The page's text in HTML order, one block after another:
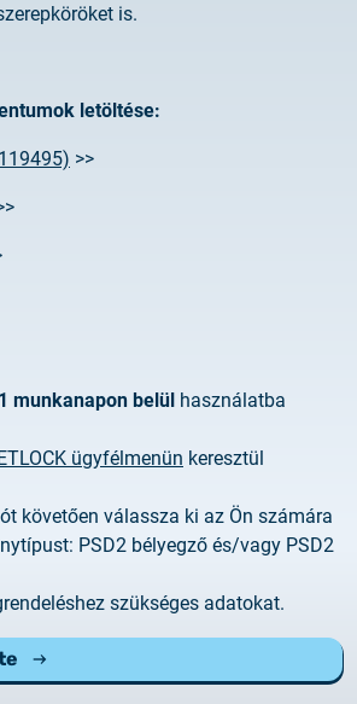
is.
letöltése:
>>
1 munkanapon belül használatba
ügyfélmenün keresztül
követően válassza ki az Ön számára
PSD2 bélyegző és/vagy PSD2
szükséges adatokat.